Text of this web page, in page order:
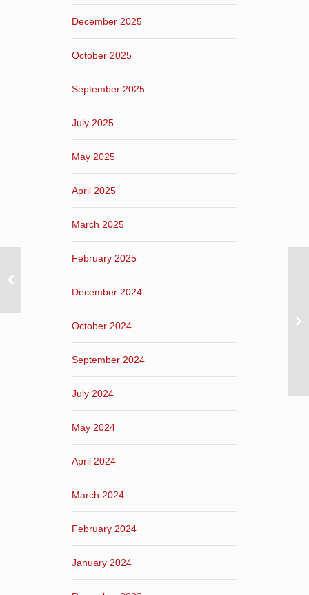
December 2025
October 2025
September 2025
July 2025
May 2025
April 2025
March 2025
February 2025
December 2024
October 2024
September 2024
July 2024
May 2024
April 2024
March 2024
February 2024
January 2024